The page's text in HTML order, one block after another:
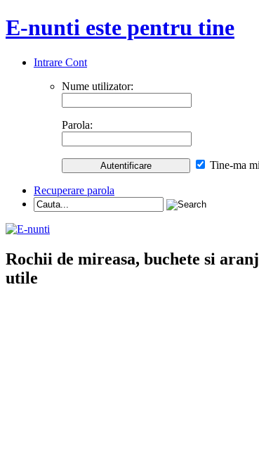
E-nunti este pentru tine
Intrare Cont
Nume utilizator:
Parola:
Tine-ma
Recuperare parola
Rochii de mireasa, buchete si
utile